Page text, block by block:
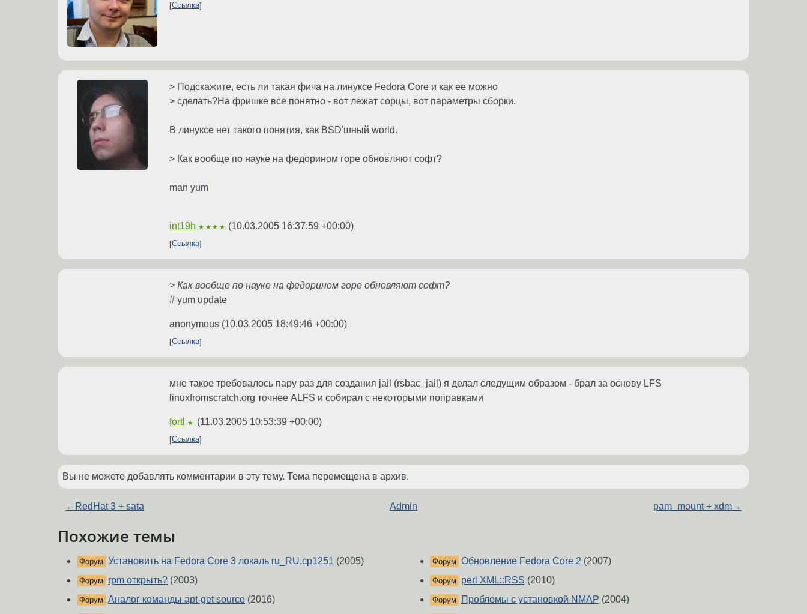
Ссылка
> Подскажите, есть ли такая фича на линуксе Fedora Core и как ее можно
> сделать?На фришке все понятно - вот лежат сорцы, вот параметры сборки.
В линуксе нет такого понятия, как BSD'шный world.
> Как вообще по науке на федорином горе обновляют софт?
man yum
int19h ★★★★ (10.03.2005 16:37:59 +00:00)
Ссылка
> Как вообще по науке на федорином горе обновляют софт?
# yum update
anonymous (10.03.2005 18:49:46 +00:00)
Ссылка
мне такое требовалось пару раз для создания jail (rsbac_jail) я делал следущим образом - брал за основу LFS
linuxfromscratch.org точнее ALFS и собирал с некоторыми поправками
fortl ★ (11.03.2005 10:53:39 +00:00)
Ссылка
Вы не можете добавлять комментарии в эту тему. Тема перемещена в архив.
← RedHat 3 + sata Admin pam_mount + xdm→
Похожие темы
Форум Установить на Fedora Core 3 локаль ru_RU.cp1251 (2005)
Форум rpm открыть? (2003)
Форум Аналог команды apt-get source (2016)
Форум Обновление Fedora Core 2 (2007)
Форум perl XML::RSS (2010)
Форум Проблемы с установкой NMAP (2004)